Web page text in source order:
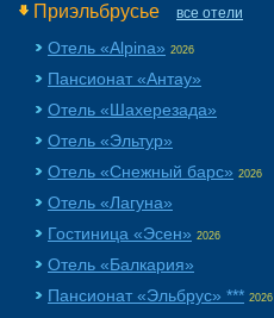
Приэльбрусье все отели
Отель «Alpina» 2026
Пансионат «Aнтау»
Отель «Шахерезада»
Отель «Эльтур»
Отель «Снежный барс» 2026
Отель «Лагуна»
Гостиница «Эсен» 2026
Отель «Балкария»
Пансионат «Эльбрус» *** 2026